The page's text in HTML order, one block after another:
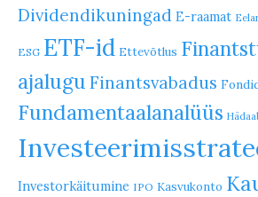
Dividendikuningad E-raamat
ESG ETF-id Ettevõtlus
ajalugu Finantsvabadus
Fundamentaalanalüüs
Investorkäitumine IPO Kasvukonto